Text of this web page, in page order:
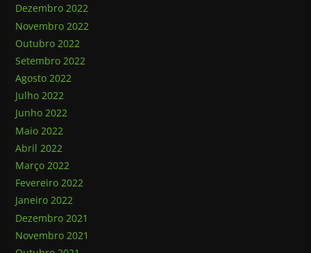
Dezembro 2022
Novembro 2022
Outubro 2022
Setembro 2022
Agosto 2022
Julho 2022
Junho 2022
Maio 2022
Abril 2022
Março 2022
Fevereiro 2022
Janeiro 2022
Dezembro 2021
Novembro 2021